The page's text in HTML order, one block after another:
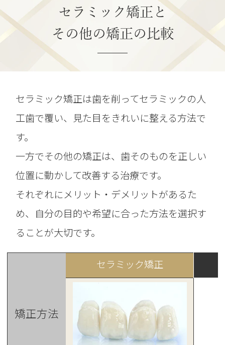
セラミック矯正と
その他の矯正の比較
セラミック矯正は歯を削ってセラミックの人
工歯で覆い、見た目をきれいに整える方法で
す。
一方でその他の矯正は、歯そのものを正しい
位置に動かして改善する治療です。
それぞれにメリット・デメリットがあるた
め、自分の目的や希望に合った方法を選択す
ることが大切です。
矯正方法
セラミック矯正